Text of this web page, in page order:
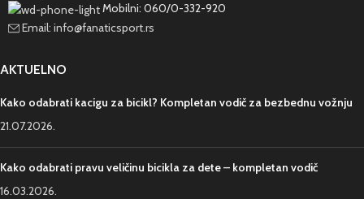
Mobilni: 060/0-332-920
Email: info@fanaticsport.rs
AKTUELNO
Kako odabrati kacigu za bicikl? Kompletan vodič za bezbednu vožnju
21.07.2026.
Kako odabrati pravu veličinu bicikla za dete – kompletan vodič
16.03.2026.